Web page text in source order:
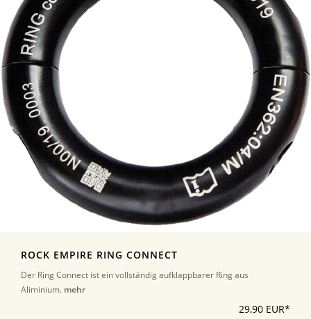
ROCK EMPIRE RING CONNECT
Der Ring Connect ist ein vollständig aufklappbarer Ring aus
Aliminium. mehr
29,90 EUR*